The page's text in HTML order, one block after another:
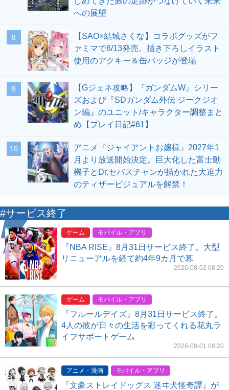
への展望
8
【SAO×結城さくな】コラボグッズがフ
ァミマで8/13発売。描き下ろしイラスト
使用のアクキー＆缶バッジが登場
9
【Gジェネ攻略】『ガンダムW』シリー
ズおよび『SDガンダム外伝 ジークジオ
ン編』のユニット/キャラクター調整まと
め【プレイ日記#61】
10
アニメ『ジャイアントお嬢様』2027年1
月より放送開始決定。巨大化した富士動
機子とDr.セバスチャンが描かれた大迫力
のティザービジュアルを解禁！
#サービス終了
ゲーム モバイル・アプリ
『NBA RISE』8月31日サービス終了。大型
リニューアルを経て約4年9カ月で幕
2026-08-02 08:20
ゲーム モバイル・アプリ
『フルールデイズ』8月31日サービス終了。
4人の彼が日々の生活を彩ってくれる花丸ラ
イフサポートゲーム
2026-08-01 08:20
アニメ・漫画 モバイル・アプリ
『文豪ストレイドッグス 迷ヰ犬怪奇譚』が